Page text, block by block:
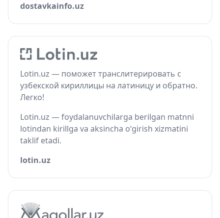
dostavkainfo.uz
Lotin.uz — поможет транслитерировать с
узбекской кириллицы на латиницу и обратно.
Легко!
Lotin.uz — foydalanuvchilarga berilgan matnni
lotindan kirillga va aksincha o‘girish xizmatini
taklif etadi.
lotin.uz